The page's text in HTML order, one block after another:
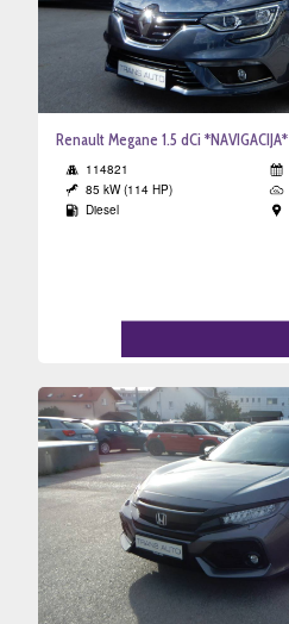
Renault Megane 1.5 dCi *NAVIGACIJA*
114821
85 kW (114 HP)
Diesel